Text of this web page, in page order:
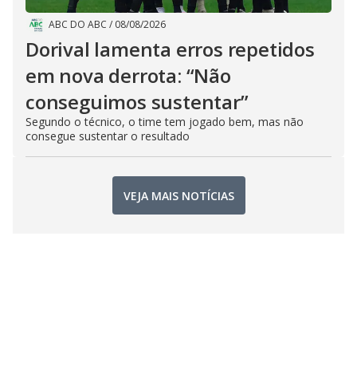
ABC DO ABC / 08/08/2026
Dorival lamenta erros repetidos
em nova derrota: “Não
conseguimos sustentar”
Segundo o técnico, o time tem jogado bem, mas não
consegue sustentar o resultado
VEJA MAIS NOTÍCIAS